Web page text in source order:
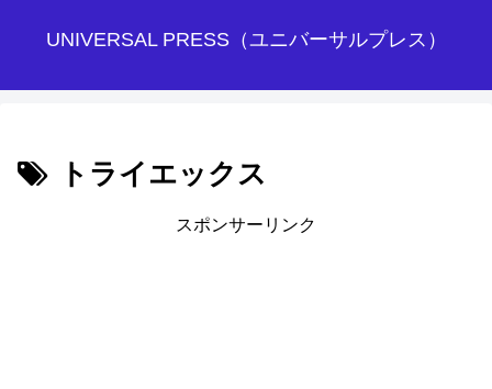
UNIVERSAL PRESS（ユニバーサルプレス）
トライエックス
スポンサーリンク